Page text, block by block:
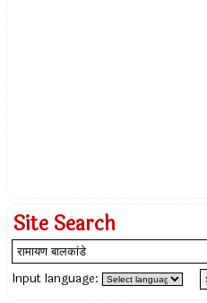
Site Search
Input language: